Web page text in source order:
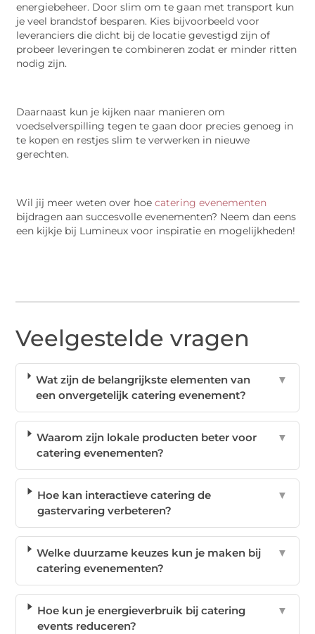
energiebeheer. Door slim om te gaan met transport kun
je veel brandstof besparen. Kies bijvoorbeeld voor
leveranciers die dicht bij de locatie gevestigd zijn of
probeer leveringen te combineren zodat er minder ritten
nodig zijn.
Daarnaast kun je kijken naar manieren om
voedselverspilling tegen te gaan door precies genoeg in
te kopen en restjes slim te verwerken in nieuwe
gerechten.
Wil jij meer weten over hoecatering evenementen
bijdragen aan succesvolle evenementen? Neem dan eens
een kijkje bij Lumineux voor inspiratie en mogelijkheden!
Veelgestelde vragen
Wat zijn de belangrijkste elementen van
een onvergetelijk catering evenement?
▼
Waarom zijn lokale producten beter voor
catering evenementen?
▼
Hoe kan interactieve catering de
gastervaring verbeteren?
▼
Welke duurzame keuzes kun je maken bij
catering evenementen?
▼
Hoe kun je energieverbruik bij catering
events reduceren?
▼